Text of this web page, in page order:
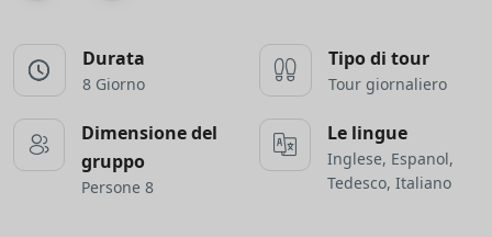
Durata
8 Giorno
Tipo di tour
Tour giornaliero
Dimensione del
gruppo
Persone 8
Le lingue
Inglese, Espanol,
Tedesco, Italiano